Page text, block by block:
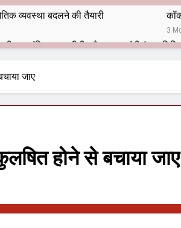
व्यवस्था बदलने की तैयारी
3
भारतीय राजनीति में आज भी
शताब्दी समारोह
बंदा सिंह बहादुर की स्मृति में स्मारक निर्माण की
यह’ ऑपरेशन सिन्दूर’ रुकेगा नहीं : मनमोहन
आतंकी ठिकानों पर भारत ने की एयर स्ट्राइक
जाए
होने से बचाया जाए